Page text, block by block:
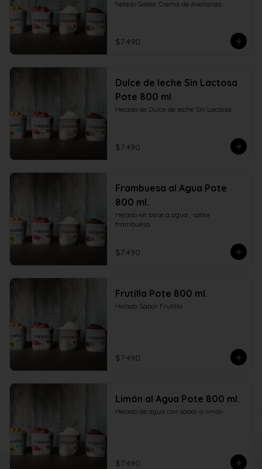
helado Sabor Crema de Avellanas
$7.490
Dulce de leche Sin Lactosa
Pote 800 ml
Helado de Dulce de leche Sin Lactosa
$7.490
Frambuesa al Agua Pote
800 ml.
Helado en base a agua , sabor
frambuesa
$7.490
Frutilla Pote 800 ml.
Helado Sabor Frutilla
$7.490
Limón al Agua Pote 800 ml.
Helado de agua con sabor a limón
$7.490